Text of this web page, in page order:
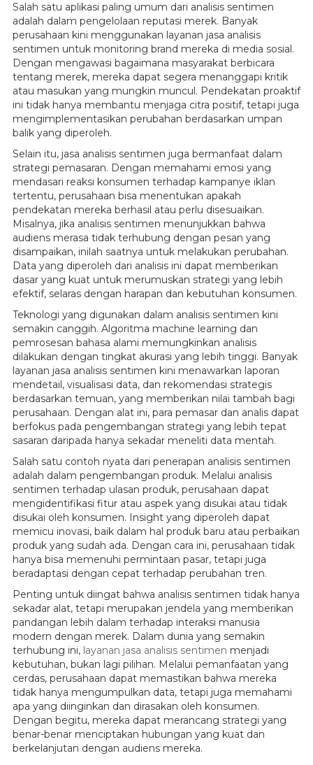
Salah satu aplikasi paling umum dari analisis sentimen
adalah dalam pengelolaan reputasi merek. Banyak
perusahaan kini menggunakan layanan jasa analisis
sentimen untuk monitoring brand mereka di media sosial.
Dengan mengawasi bagaimana masyarakat berbicara
tentang merek, mereka dapat segera menanggapi kritik
atau masukan yang mungkin muncul. Pendekatan proaktif
ini tidak hanya membantu menjaga citra positif, tetapi juga
mengimplementasikan perubahan berdasarkan umpan
balik yang diperoleh.
Selain itu, jasa analisis sentimen juga bermanfaat dalam
strategi pemasaran. Dengan memahami emosi yang
mendasari reaksi konsumen terhadap kampanye iklan
tertentu, perusahaan bisa menentukan apakah
pendekatan mereka berhasil atau perlu disesuaikan.
Misalnya, jika analisis sentimen menunjukkan bahwa
audiens merasa tidak terhubung dengan pesan yang
disampaikan, inilah saatnya untuk melakukan perubahan.
Data yang diperoleh dari analisis ini dapat memberikan
dasar yang kuat untuk merumuskan strategi yang lebih
efektif, selaras dengan harapan dan kebutuhan konsumen.
Teknologi yang digunakan dalam analisis sentimen kini
semakin canggih. Algoritma machine learning dan
pemrosesan bahasa alami memungkinkan analisis
dilakukan dengan tingkat akurasi yang lebih tinggi. Banyak
layanan jasa analisis sentimen kini menawarkan laporan
mendetail, visualisasi data, dan rekomendasi strategis
berdasarkan temuan, yang memberikan nilai tambah bagi
perusahaan. Dengan alat ini, para pemasar dan analis dapat
berfokus pada pengembangan strategi yang lebih tepat
sasaran daripada hanya sekadar meneliti data mentah.
Salah satu contoh nyata dari penerapan analisis sentimen
adalah dalam pengembangan produk. Melalui analisis
sentimen terhadap ulasan produk, perusahaan dapat
mengidentifikasi fitur atau aspek yang disukai atau tidak
disukai oleh konsumen. Insight yang diperoleh dapat
memicu inovasi, baik dalam hal produk baru atau perbaikan
produk yang sudah ada. Dengan cara ini, perusahaan tidak
hanya bisa memenuhi permintaan pasar, tetapi juga
beradaptasi dengan cepat terhadap perubahan tren.
Penting untuk diingat bahwa analisis sentimen tidak hanya
sekadar alat, tetapi merupakan jendela yang memberikan
pandangan lebih dalam terhadap interaksi manusia
modern dengan merek. Dalam dunia yang semakin
terhubung ini, layanan jasa analisis sentimen menjadi
kebutuhan, bukan lagi pilihan. Melalui pemanfaatan yang
cerdas, perusahaan dapat memastikan bahwa mereka
tidak hanya mengumpulkan data, tetapi juga memahami
apa yang diinginkan dan dirasakan oleh konsumen.
Dengan begitu, mereka dapat merancang strategi yang
benar-benar menciptakan hubungan yang kuat dan
berkelanjutan dengan audiens mereka.